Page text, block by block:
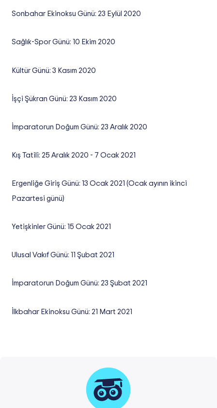
Sonbahar Ekinoksu Günü: 23 Eylül 2020
Sağlık-Spor Günü: 10 Ekim 2020
Kültür Günü: 3 Kasım 2020
İşçi Şükran Günü: 23 Kasım 2020
İmparatorun Doğum Günü: 23 Aralık 2020
Kış Tatili: 25 Aralık 2020 - 7 Ocak 2021
Ergenliğe Giriş Günü: 13 Ocak 2021 (Ocak ayının ikinci
Pazartesi günü)
Yetişkinler Günü: 15 Ocak 2021
Ulusal Vakıf Günü: 11 Şubat 2021
İmparatorun Doğum Günü: 23 Şubat 2021
İlkbahar Ekinoksu Günü: 21 Mart 2021